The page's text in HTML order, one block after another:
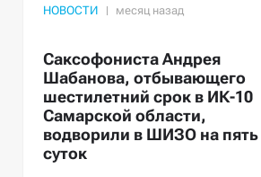
НОВОСТИ
Саксофониста Андрея
Шабанова, отбывающего
шестилетний срок в ИК-10
Самарской области,
водворили в ШИЗО на пять
суток